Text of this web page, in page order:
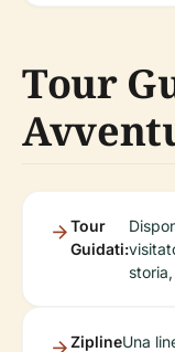
Tour
Tour
Guidati:
ZiplineUna